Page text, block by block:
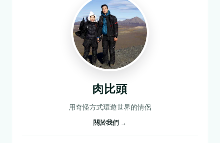
肉比頭
用奇怪方式環遊世界的情侶
關於我們 →